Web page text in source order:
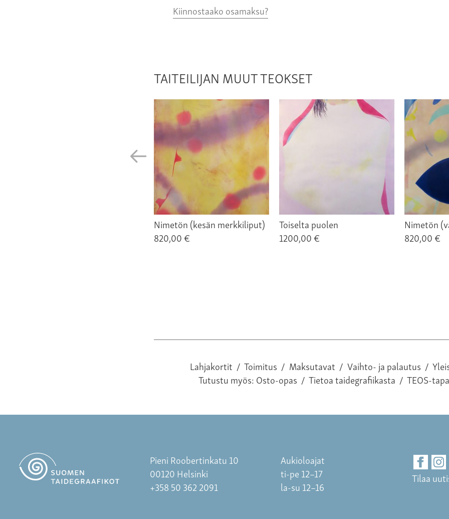
Kiinnostaako osamaksu?
TAITEILIJAN MUUT TEOKSET
Nimetön (kesän merkkiliput)
820,00 €
Toiselta puolen
1200,00 €
Nimetön
820,00 €
Lahjakortit / Toimitus / Maksutavat / Vaihto- ja palautus /
Tutustu myös:Osto-opas / Tietoa taidegrafiikasta / TEOS-
Pieni Roobertinkatu 10
00120 Helsinki
+358 50 362 2091
Aukioloajat
ti-pe 12–17
la-su 12–16
Tilaa